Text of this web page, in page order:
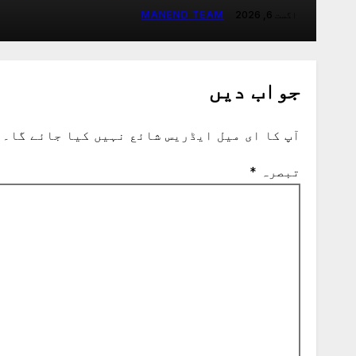
MANEND TEAM
جواب دیں
آپ کا ای میل ایڈریس شائع نہیں کیا جائے گا۔
تبصرہ *